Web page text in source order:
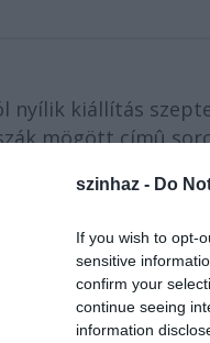
szinhaz - Do
If you wish to opt-
sensitive
confirm your
continue seeing
information
kiállítás
mögött címû
sorozatok
nyitja meg.